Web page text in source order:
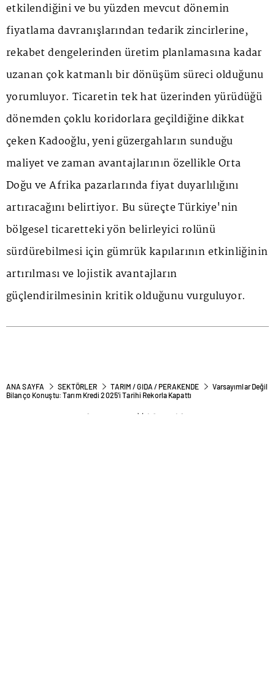
etkilendiğini ve bu yüzden mevcut dönemin
fiyatlama davranışlarından tedarik zincirlerine,
rekabet dengelerinden üretim planlamasına kadar
uzanan çok katmanlı bir dönüşüm süreci olduğunu
yorumluyor. Ticaretin tek hat üzerinden yürüdüğü
dönemden çoklu koridorlara geçildiğine dikkat
çeken Kadooğlu, yeni güzergahların sunduğu
maliyet ve zaman avantajlarının özellikle Orta
Doğu ve Afrika pazarlarında fiyat duyarlılığını
artıracağını belirtiyor. Bu süreçte Türkiye'nin
bölgesel ticaretteki yön belirleyici rolünü
sürdürebilmesi için gümrük kapılarının etkinliğinin
artırılması ve lojistik avantajların
güçlendirilmesinin kritik olduğunu vurguluyor.
ANA SAYFA SEKTÖRLER TARIM / GIDA / PERAKENDE
Varsayımlar Değil
Bilanço Konuştu: Tarım Kredi 2025’i Tarihi Rekorla Kapattı
Varsayımlar Değil Bilanço